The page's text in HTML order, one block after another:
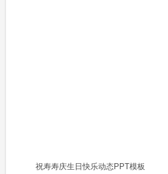
祝寿寿庆生日快乐动态PPT模板